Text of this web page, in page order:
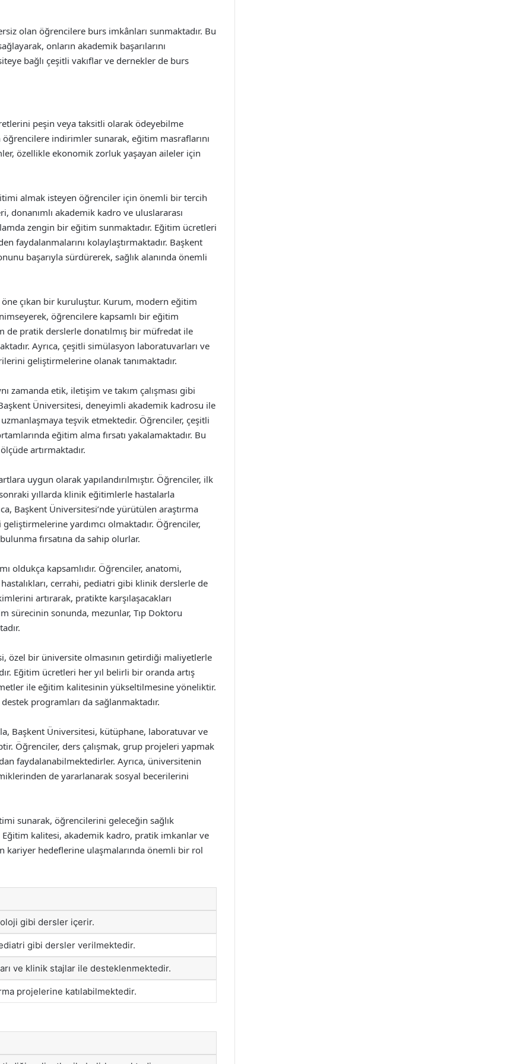
olan öğrencilere burs imkânları sunmaktadır. Bu
onların akademik başarılarını
bağlı çeşitli vakıflar ve dernekler de burs
peşin veya taksitli olarak ödeyebilme
indirimler sunarak, eğitim masraflarını
özellikle ekonomik zorluk yaşayan aileler için
almak isteyen öğrenciler için önemli bir tercih
donanımlı akademik kadro ve uluslararası
zengin bir eğitim sunmaktadır. Eğitim ücretleri
faydalanmalarını kolaylaştırmaktadır. Başkent
başarıyla sürdürerek, sağlık alanında önemli
öne çıkan bir kuruluştur. Kurum, modern eğitim
öğrencilere kapsamlı bir eğitim
de pratik derslerle donatılmış bir müfredat ile
Ayrıca, çeşitli simülasyon laboratuvarları ve
geliştirmelerine olanak tanımaktadır.
zamanda etik, iletişim ve takım çalışması gibi
Üniversitesi, deneyimli akademik kadrosu ile
teşvik etmektedir. Öğrenciler, çeşitli
eğitim alma fırsatı yakalamaktadır. Bu
artırmaktadır.
uygun olarak yapılandırılmıştır. Öğrenciler, ilk
yıllarda klinik eğitimlerle hastalarla
Başkent Üniversitesi’nde yürütülen araştırma
yardımcı olmaktadır. Öğrenciler,
fırsatına da sahip olurlar.
oldukça kapsamlıdır. Öğrenciler, anatomi,
cerrahi, pediatri gibi klinik derslerle de
artırarak, pratikte karşılaşacakları
sürecinin sonunda, mezunlar, Tıp Doktoru
özel bir üniversite olmasının getirdiği maliyetlerle
Eğitim ücretleri her yıl belirli bir oranda artış
ile eğitim kalitesinin yükseltilmesine yöneliktir.
programları da sağlanmaktadır.
Başkent Üniversitesi, kütüphane, laboratuvar ve
Öğrenciler, ders çalışmak, grup projeleri yapmak
faydalanabilmektedirler. Ayrıca, üniversitenin
de yararlanarak sosyal becerilerini
sunarak, öğrencilerini geleceğin sağlık
kalitesi, akademik kadro, pratik imkanlar ve
kariyer hedeflerine ulaşmalarında önemli bir rol
gibi dersler içerir.
gibi dersler verilmektedir.
ve klinik stajlar ile desteklenmektedir.
projelerine katılabilmektedir.